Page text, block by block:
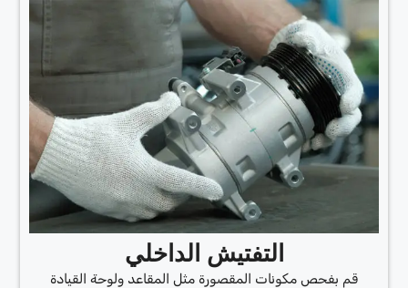
التفتيش الداخلي
قم بفحص مكونات المقصورة مثل المقاعد ولوحة القيادة